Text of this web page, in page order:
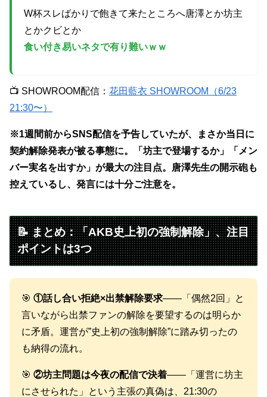
W杯スレばかりで飽きて来たところへ唐澤とか坊主
とかクビとか
食い付き易いネタで有り難いｗｗ
📺 SHOWROOM配信： 花田藍衣 SHOWROOM（6/23
21:30〜）
※1週間前からSNS配信を予告していたが、まさか当日に
契約解除発表が被る事態に。「坊主で登場するか」「メン
バー実名を出すか」が最大の注目点。唐澤先生の開示砲も
控えているし、発言には十分ご注意を。
📝 まとめ：「AKB史上初の強制解除」、注目
ポイントは3つ
🎯 ①話し合い拒絶×出禁解除要求——「偶然2回」と
言いながら出禁ファンの解除を要望するのは明らか
に矛盾。運営が”史上初の強制解除”に踏み切ったの
も納得の流れ。
🎯 ②坊主問題は今夜の配信で決着——「運営に坊主
にさせられた」という主張の真偽は、21:30の